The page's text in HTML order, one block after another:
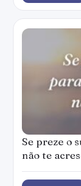
Se preze o
não te